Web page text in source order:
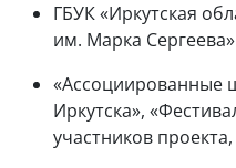
ГБУК «Иркутская
им. Марка Сергеева»
Иркутска»,
участников проекта,